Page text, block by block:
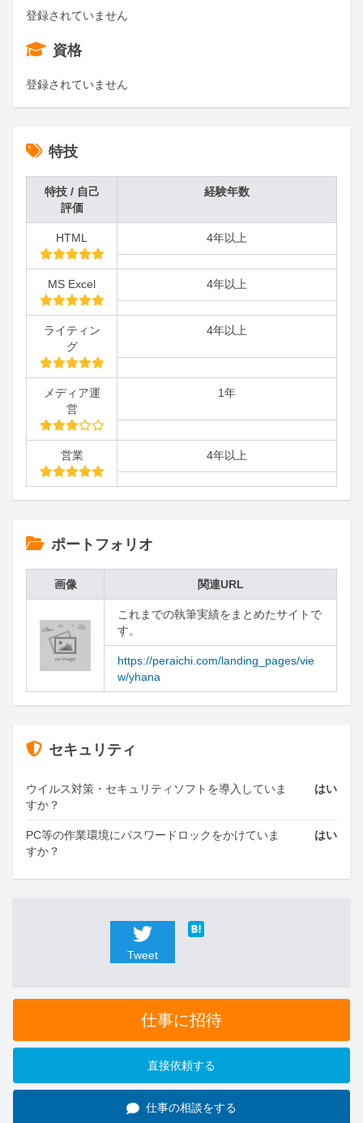
登録されていません
資格
登録されていません
特技
特技 / 自己
評価
経験年数
HTML 4年以上
MS Excel 4年以上
ライティン
グ
4年以上
メディア運
営
1年
営業 4年以上
ポートフォリオ
画像 関連URL
これまでの執筆実績をまとめたサイトで
す。
https://peraichi.com/landing_pages/vie
w/yhana
セキュリティ
ウイルス対策・セキュリティソフトを導入していま
すか？
はい
PC等の作業環境にパスワードロックをかけていま
すか？
はい
Tweet
仕事に招待
直接依頼する
仕事の相談をする